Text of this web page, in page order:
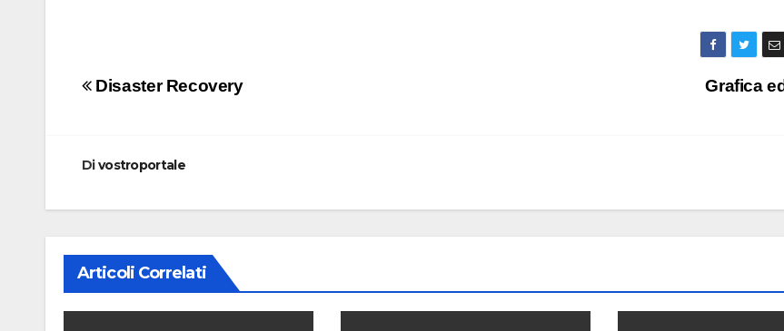
Navigazione
Grafica
Disaster Recovery
Divostroportale
Articoli Correlati